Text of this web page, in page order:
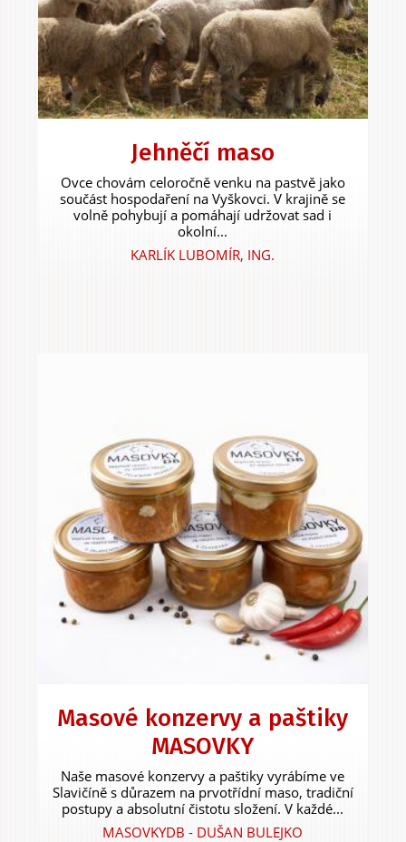
Jehněčí maso
Ovce chovám celoročně venku na pastvě jako
součást hospodaření na Vyškovci. V krajině se
volně pohybují a pomáhají udržovat sad i
okolní...
KARLÍK LUBOMÍR, ING.
Masové konzervy a paštiky
MASOVKY
Naše masové konzervy a paštiky vyrábíme ve
Slavičíně s důrazem na prvotřídní maso, tradiční
postupy a absolutní čistotu složení. V každé...
MASOVKYDB - DUŠAN BULEJKO